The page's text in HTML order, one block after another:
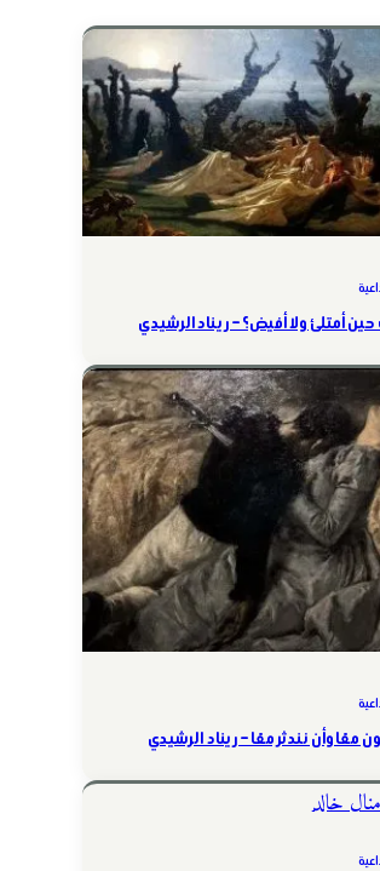
أمتلئ ولا أفيض؟ – ريناد الرشيدي
معًا وأن نندثر معًا – ريناد الرشيدي